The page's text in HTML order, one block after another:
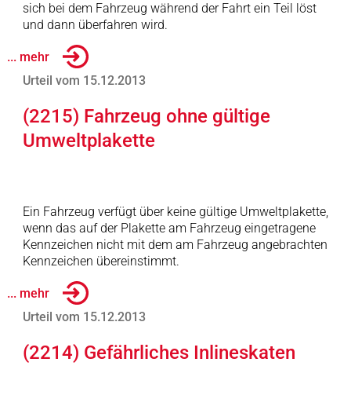
sich bei dem Fahrzeug während der Fahrt ein Teil löst
und dann überfahren wird.
... mehr
Urteil vom 15.12.2013
(2215) Fahrzeug ohne gültige
Umweltplakette
Ein Fahrzeug verfügt über keine gültige Umweltplakette,
wenn das auf der Plakette am Fahrzeug eingetragene
Kennzeichen nicht mit dem am Fahrzeug angebrachten
Kennzeichen übereinstimmt.
... mehr
Urteil vom 15.12.2013
(2214) Gefährliches Inlineskaten